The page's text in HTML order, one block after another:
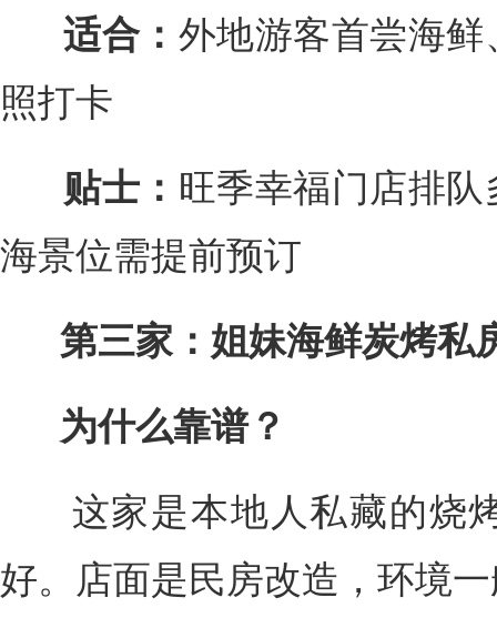
适合： 外地游客首尝海
照打卡
贴士： 旺季幸福门店排
海景位需提前预订
第三家：姐妹海鲜炭烤私
为什么靠谱？
这家是本地人私藏的烧
好。店面是民房改造，环境